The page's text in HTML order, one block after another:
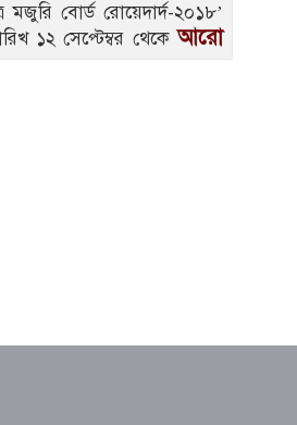
বোর্ড রোয়েদার্দ-২০১৮’
১২ সেপ্টেম্বর থেকেআরো